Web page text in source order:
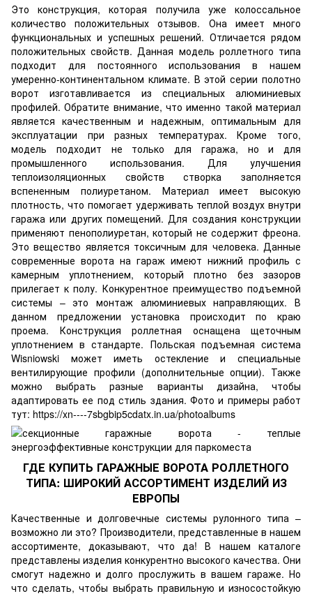
Это конструкция, которая получила уже колоссальное
количество положительных отзывов. Она имеет много
функциональных и успешных решений. Отличается рядом
положительных свойств. Данная модель роллетного типа
подходит для постоянного использования в нашем
умеренно-континентальном климате. В этой серии полотно
ворот изготавливается из специальных алюминиевых
профилей. Обратите внимание, что именно такой материал
является качественным и надежным, оптимальным для
эксплуатации при разных температурах. Кроме того,
модель подходит не только для гаража, но и для
промышленного использования. Для улучшения
теплоизоляционных свойств створка заполняется
вспененным полиуретаном. Материал имеет высокую
плотность, что помогает удерживать теплой воздух внутри
гаража или других помещений. Для создания конструкции
применяют пенополиуретан, который не содержит фреона.
Это вещество является токсичным для человека. Данные
современные ворота на гараж имеют нижний профиль с
камерным уплотнением, который плотно без зазоров
прилегает к полу. Конкурентное преимущество подъемной
системы – это монтаж алюминиевых направляющих. В
данном предложении установка происходит по краю
проема. Конструкция роллетная оснащена щеточным
уплотнением в стандарте. Польская подъемная система
Wisniowski может иметь остекление и специальные
вентилирующие профили (дополнительные опции). Также
можно выбрать разные варианты дизайна, чтобы
адаптировать ее под стиль здания. Фото и примеры работ
тут: https://xn----7sbgbip5cdatx.in.ua/photoalbums
ГДЕ КУПИТЬ ГАРАЖНЫЕ ВОРОТА РОЛЛЕТНОГО
ТИПА: ШИРОКИЙ АССОРТИМЕНТ ИЗДЕЛИЙ ИЗ
ЕВРОПЫ
Качественные и долговечные системы рулонного типа –
возможно ли это? Производители, представленные в нашем
ассортименте, доказывают, что да! В нашем каталоге
представлены изделия конкурентно высокого качества. Они
смогут надежно и долго прослужить в вашем гараже. Но
что сделать, чтобы выбрать правильную и износостойкую